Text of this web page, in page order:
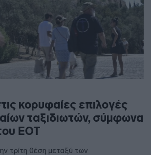
κορυφαίες επιλογές
ταξιδιωτών, σύμφωνα
ΕΟΤ
τρίτη θέση μεταξύ των